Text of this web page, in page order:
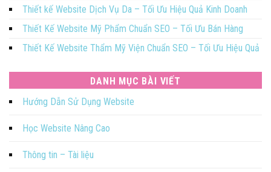
Thiết kế Website Dịch Vụ Da – Tối Ưu Hiệu Quả Kinh Doanh
Thiết Kế Website Mỹ Phẩm Chuẩn SEO – Tối Ưu Bán Hàng
Thiết Kế Website Thẩm Mỹ Viện Chuẩn SEO – Tối Ưu Hiệu Quả
DANH MỤC BÀI VIẾT
Hướng Dẫn Sử Dụng Website
Học Website Nâng Cao
Thông tin – Tài liệu